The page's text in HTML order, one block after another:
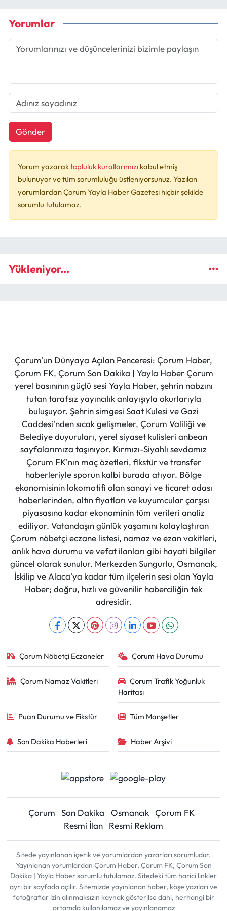
Yorumlar
Gönder
Yorum yazaraktopluluk kurallarımızı kabul etmiş
bulunuyor ve tüm sorumluluğu üstleniyorsunuz. Yazılan
yorumlardan Çorum Yayla Haber Gazetesi hiçbir şekilde
sorumlu tutulamaz.
Yükleniyor...
Çorum'un Dünyaya Açılan Penceresi: Çorum Haber,
Çorum FK, Çorum Son Dakika | Yayla Haber Çorum
yerel basınının güçlü sesi Yayla Haber, şehrin nabzını
tutan tarafsız yayıncılık anlayışıyla okurlarıyla
buluşuyor. Şehrin simgesi Saat Kulesi ve Gazi
Caddesi'nden sıcak gelişmeler, Çorum Valiliği ve
Belediye duyuruları, yerel siyaset kulisleri anbean
sayfalarımıza taşınıyor. Kırmızı-Siyahlı sevdamız
Çorum FK'nın maç özetleri, fikstür ve transfer
haberleriyle sporun kalbi burada atıyor. Bölge
ekonomisinin lokomotifi olan sanayi ve ticaret odası
haberlerinden, altın fiyatları ve kuyumcular çarşısı
piyasasına kadar ekonominin tüm verileri analiz
ediliyor. Vatandaşın günlük yaşamını kolaylaştıran
Çorum nöbetçi eczane listesi, namaz ve ezan vakitleri,
anlık hava durumu ve vefat ilanları gibi hayati bilgiler
güncel olarak sunulur. Merkezden Sungurlu, Osmancık,
İskilip ve Alaca'ya kadar tüm ilçelerin sesi olan Yayla
Haber; doğru, hızlı ve güvenilir haberciliğin tek
adresidir.
Çorum Nöbetçi Eczaneler Çorum Hava Durumu
Çorum Namaz Vakitleri
Çorum Trafik Yoğunluk
Haritası
Puan Durumu ve Fikstür Tüm Manşetler
Son Dakika Haberleri Haber Arşivi
Çorum Son Dakika Osmancık Çorum FK
Resmi İlan
Resmi Reklam
Sitede yayınlanan içerik ve yorumlardan yazarları sorumludur.
Yayınlanan yorumlardan Çorum Haber, Çorum FK, Çorum Son
Dakika | Yayla Haber sorumlu tutulamaz. Sitedeki tüm harici linkler
ayrı bir sayfada açılır. Sitemizde yayınlanan haber, köşe yazıları ve
fotoğraflar izin alınmaksızın kaynak gösterilse dahi, herhangi bir
ortamda kullanılamaz ve yayınlanamaz